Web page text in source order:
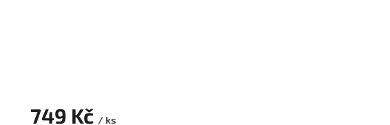
749 Kč / ks